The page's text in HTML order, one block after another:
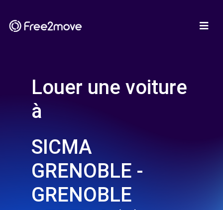
Louer une voiture
à
SICMA
GRENOBLE -
GRENOBLE